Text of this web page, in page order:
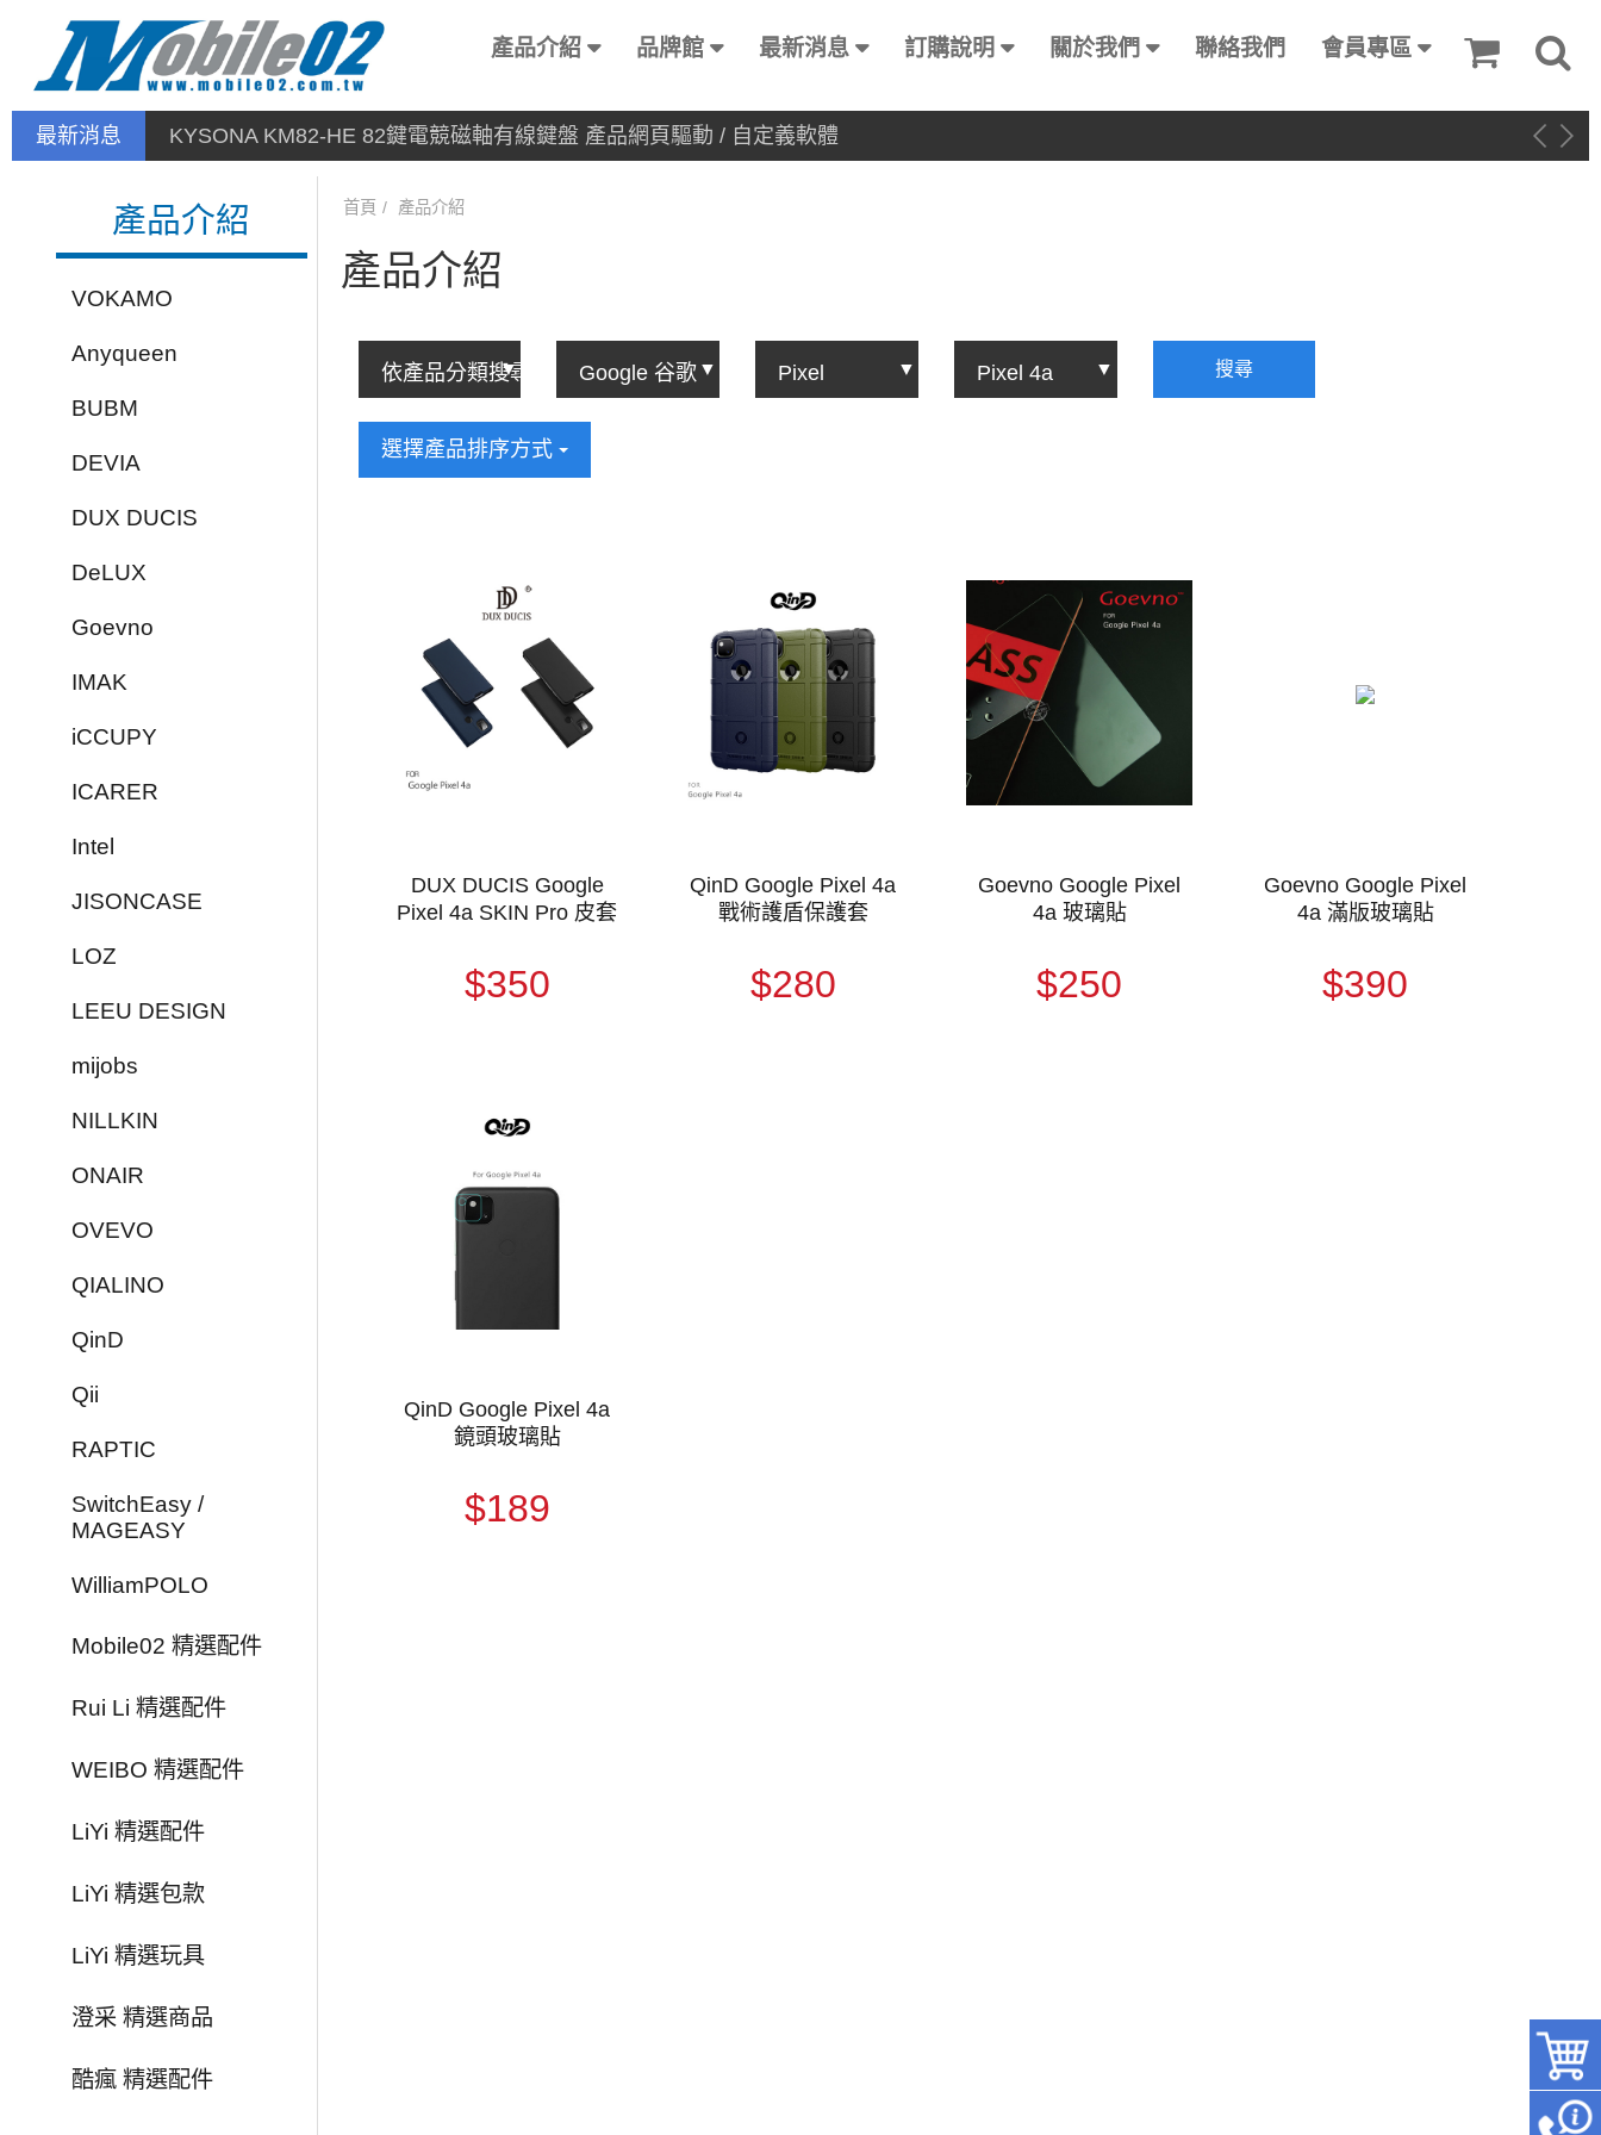
產品介紹 品牌館 最新消息 訂購說明 關於我們 聯絡我們 會員專區
最新消息 KYSONA KM82-HE 82鍵電競磁軸有線鍵盤 產品網頁驅動 / 自定義軟體
產品介紹
VOKAMO
Anyqueen
BUBM
DEVIA
DUX DUCIS
DeLUX
Goevno
IMAK
iCCUPY
ICARER
Intel
JISONCASE
LOZ
LEEU DESIGN
mijobs
NILLKIN
ONAIR
OVEVO
QIALINO
QinD
Qii
RAPTIC
SwitchEasy /
MAGEASY
WilliamPOLO
Mobile02 精選配件
Rui Li 精選配件
WEIBO 精選配件
LiYi 精選配件
LiYi 精選包款
LiYi 精選玩具
澄采 精選商品
酷瘋 精選配件
首頁 產品介紹
產品介紹
搜尋
選擇產品排序方式
DUX DUCIS Google
Pixel 4a SKIN Pro 皮套
$350
QinD Google Pixel 4a
戰術護盾保護套
$280
Goevno Google Pixel
4a 玻璃貼
$250
Goevno Google Pixel
4a 滿版玻璃貼
$390
QinD Google Pixel 4a
鏡頭玻璃貼
$189